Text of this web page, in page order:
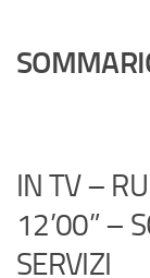
IN TV –
12’00” –
SERVIZI